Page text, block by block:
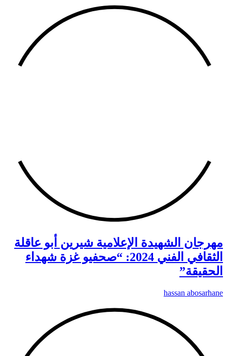
مهرجان الشهيدة الإعلامية شيرين أبو عاقلة
الثقافي الفني 2024: “صحفيو غزة شهداء
الحقيقة”
hassan abosarhane